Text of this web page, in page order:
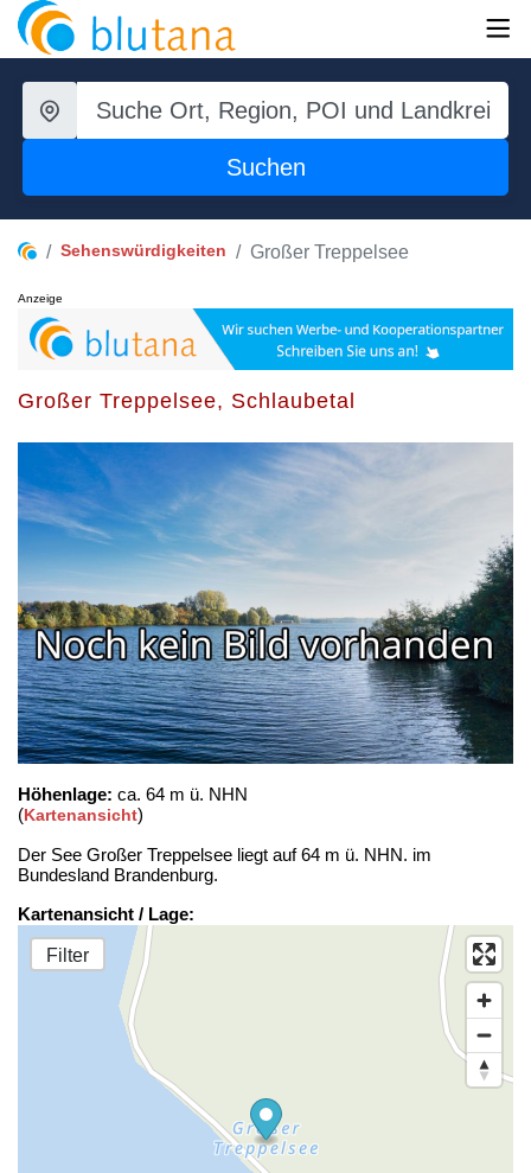
Suchen
Sehenswürdigkeiten Großer Treppelsee
Anzeige
Großer Treppelsee, Schlaubetal
Höhenlage: ca. 64 m ü. NHN
(Kartenansicht)
Der See Großer Treppelsee liegt auf 64 m ü. NHN. im
Bundesland Brandenburg.
Kartenansicht / Lage:
Filter